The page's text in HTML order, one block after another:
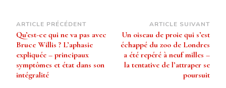
Navigation
d’article
ARTICLE PRÉCÉDENT
Qu’est-ce qui ne va pas avec
Bruce Willis ? L’aphasie
expliquée – principaux
symptômes et état dans son
intégralité
ARTICLE SUIVANT
Un oiseau de proie qui s’est
échappé du zoo de Londres
a été repéré à neuf milles –
la tentative de l’attraper se
poursuit